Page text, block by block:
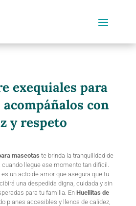
exequiales para
con
y respeto
mascotas te brinda la tranquilidad de
cuando llegue ese momento tan difícil.
un acto de amor que asegura que tu
una despedida digna, cuidada y sin
para tu familia. En Huellitas de
planes accesibles y llenos de calidez,